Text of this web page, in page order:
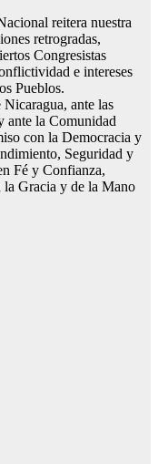
reitera nuestra
retrogradas,
Congresistas
e intereses
Pueblos.
ante las
ante la Comunidad
con la Democracia y
Seguridad y
Fé y Confianza,
la Gracia y de la Mano